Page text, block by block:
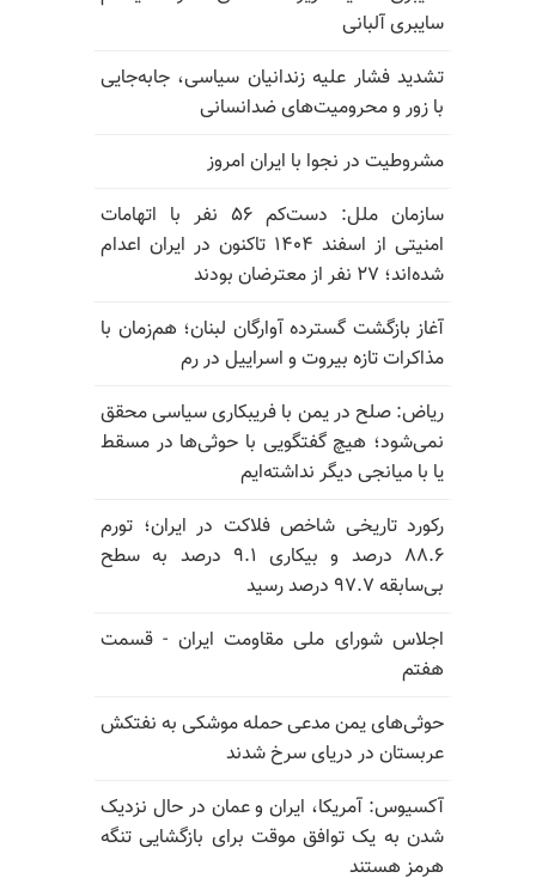
سایبری آلبانی
تشدید فشار علیه زندانیان سیاسی، جابه‌جایی
با زور و محرومیت‌های ضدانسانی
مشروطیت در نجوا با ایران امروز
سازمان ملل: دست‌کم ۵۶ نفر با اتهامات
امنیتی از اسفند ۱۴۰۴ تاکنون در ایران اعدام
شده‌اند؛ ۲۷ نفر از معترضان بودند
آغاز بازگشت گسترده آوارگان لبنان؛ هم‌زمان با
مذاکرات تازه بیروت و اسراییل در رم
ریاض: صلح در یمن با فریبکاری سیاسی محقق
نمی‌شود؛ هیچ گفتگویی با حوثی‌ها در مسقط
یا با میانجی دیگر نداشته‌ایم
رکورد تاریخی شاخص فلاکت در ایران؛ تورم
۸۸.۶ درصد و بیکاری ۹.۱ درصد به سطح
بی‌سابقه ۹۷.۷ درصد رسید
اجلاس شورای ملی مقاومت ایران - قسمت
هفتم
حوثی‌های یمن مدعی حمله موشکی به نفتکش
عربستان در دریای سرخ شدند
آکسیوس: آمریکا، ایران و عمان در حال نزدیک
شدن به یک توافق موقت برای بازگشایی تنگه
هرمز هستند